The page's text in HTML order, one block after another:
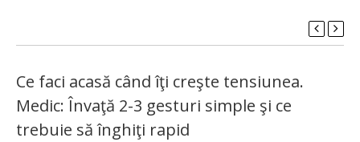
Ce faci acasă când îţi creşte tensiunea.
Medic: Învaţă 2-3 gesturi simple şi ce
trebuie să înghiţi rapid